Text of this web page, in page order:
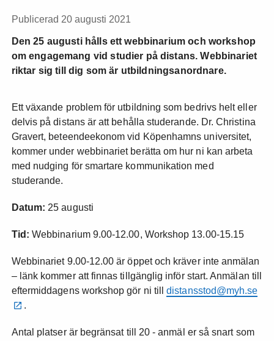
Publicerad 20 augusti 2021
Den 25 augusti hålls ett webbinarium och workshop
om engagemang vid studier på distans. Webbinariet
riktar sig till dig som är utbildningsanordnare.
Ett växande problem för utbildning som bedrivs helt eller
delvis på distans är att behålla studerande. Dr. Christina
Gravert, beteendeekonom vid Köpenhamns universitet,
kommer under webbinariet berätta om hur ni kan arbeta
med nudging för smartare kommunikation med
studerande.
Datum: 25 augusti
Tid: Webbinarium 9.00-12.00, Workshop 13.00-15.15
Webbinariet 9.00-12.00 är öppet och kräver inte anmälan
– länk kommer att finnas tillgänglig inför start. Anmälan till
eftermiddagens workshop gör ni tilldistansstod@myh.se
.
Antal platser är begränsat till 20 - anmäl er så snart som